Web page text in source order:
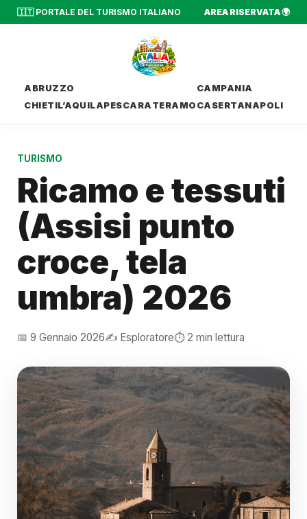
🇮🇹 PORTALE DEL TURISMO ITALIANO AREA RISERVATA 🌍
ABRUZZO
CHIETIL’AQUILAPESCARA TERAMO
CAMPANIA
CASERTANAPOLI
TURISMO
Ricamo e tessuti
(Assisi punto
croce, tela
umbra) 2026
📅 9 Gennaio 2026✍️ Esploratore⏱️ 2 min lettura